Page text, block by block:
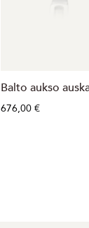
Balto aukso
676,00 €